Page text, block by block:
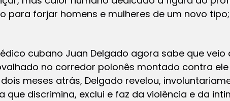
para forjar homens e mulheres de um novo
cubano Juan Delgado agora sabe que veio
no corredor polonês montado contra
meses atrás, Delgado revelou,
que discrimina, exclui e faz da violência e da